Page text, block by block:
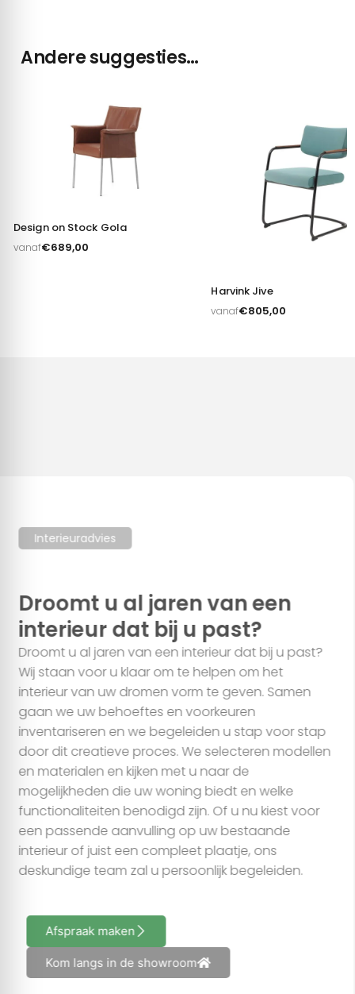
voor social media, adverteren en analyse. Deze partners
basis van uw gebruik van hun services.
Alles toestaan
Aanpassen
Andere suggesties…
Design on Stock Gola
vanaf€689,00
Harvink Jive
vanaf€805,00
Interieuradvies
Droomt u al jaren van een
interieur dat bij u past?
Droomt u al jaren van een interieur dat bij u past?
Wij staan voor u klaar om te helpen om het
interieur van uw dromen vorm te geven. Samen
gaan we uw behoeftes en voorkeuren
inventariseren en we begeleiden u stap voor stap
door dit creatieve proces. We selecteren modellen
en materialen en kijken met u naar de
mogelijkheden die uw woning biedt en welke
functionaliteiten benodigd zijn. Of u nu kiest voor
een passende aanvulling op uw bestaande
interieur of juist een compleet plaatje, ons
deskundige team zal u persoonlijk begeleiden.
Afspraak maken
Kom langs in de showroom